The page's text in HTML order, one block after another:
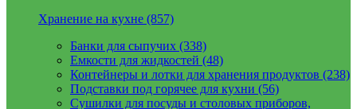
Хранение на кухне (857)
Банки для сыпучих (338)
Емкости для жидкостей (48)
Контейнеры и лотки для хранения продуктов (238)
Подставки под горячее для кухни (56)
Сушилки для посуды и столовых приборов,